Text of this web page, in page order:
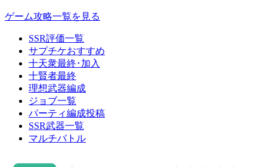
ゲーム攻略一覧を見る
SSR評価一覧
サプチケおすすめ
十天衆最終･加入
十賢者最終
理想武器編成
ジョブ一覧
パーティ編成投稿
SSR武器一覧
マルチバトル